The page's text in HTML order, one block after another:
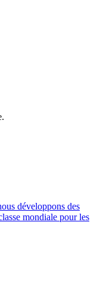
développons des
mondiale pour les